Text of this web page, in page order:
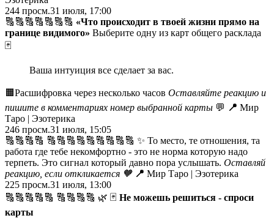
244 просм.31 июля, 17:00
🔠🔠🔠🔠🔠🔠🔠 «Что происходит в твоей жизни прямо на
границе видимого» Выберите одну из карт общего расклада
🃏
Ваша интуиция все сделает за вас.
🟧Расшифровка через несколько часов Оставляйте реакцию и
пишите в комментариях номер выбранной карты 💬 📍 Мир
Таро | Эзотерика
246 просм.31 июля, 15:05
🔠🔠🔠🔠 🔠🔠🔠🔠🔠🔠🔠🔠🔠 ✨ То место, те отношения, та
работа где тебе некомфортно - это не норма которую надо
терпеть. Это сигнал который давно пора услышать. Оставляй
реакцию, если откликается 🧡 📍 Мир Таро | Эзотерика
225 просм.31 июля, 13:00
🔠🔠🔠🔠🔠 🔠🔠🔠🔠 🌿 🃏 Не можешь решиться - спроси
карты